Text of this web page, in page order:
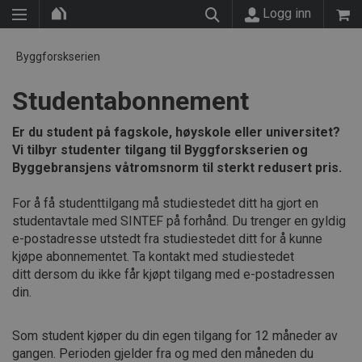
Logg inn
Byggforskserien
Studentabonnement
Er du student på fagskole, høyskole eller universitet?
Vi tilbyr studenter tilgang til Byggforskserien og
Byggebransjens våtromsnorm til sterkt redusert pris.
For å få studenttilgang må studiestedet ditt ha gjort en
studentavtale med SINTEF på forhånd. Du trenger en gyldig
e-postadresse utstedt fra studiestedet ditt for å kunne
kjøpe abonnementet. Ta kontakt med studiestedet
ditt dersom du ikke får kjøpt tilgang med e-postadressen
din.
Som student kjøper du din egen tilgang for 12 måneder av
gangen. Perioden gjelder fra og med den måneden du